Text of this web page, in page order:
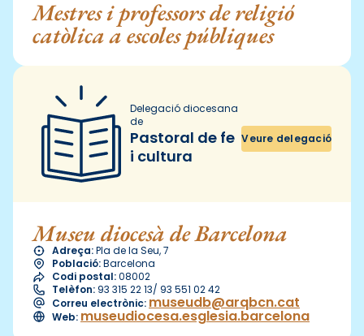
Mestres i professors de religió
catòlica a escoles públiques
Delegació diocesana
de
Pastoral de fe
i cultura
Veure delegació
Museu diocesà de Barcelona
Adreça:Pla de la Seu, 7
Població:Barcelona
Codi postal:08002
Telèfon: 93 315 22 13/ 93 551 02 42
Correu electrònic: museudb@arqbcn.cat
Web: museudiocesa.esglesia.barcelona